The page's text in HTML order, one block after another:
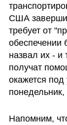
США
требует от
обеспечении
назвал их - и
получат
окажется под
Напомним,